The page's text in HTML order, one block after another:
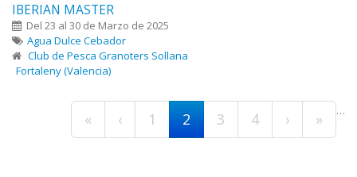
IBERIAN MASTER
Del 23 al 30 de Marzo de 2025
Agua Dulce Cebador
Club de Pesca Granoters Sollana
Fortaleny (Valencia)
Páginas
« ‹ 1 2 3 4 …
› »